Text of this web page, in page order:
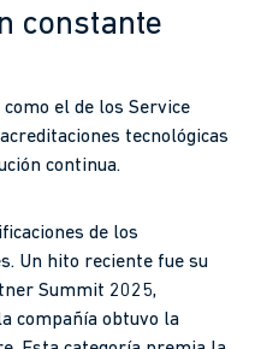
constante
el de los Service
tecnológicas
continua.
de los
Un hito reciente fue su
Summit 2025,
compañía obtuvo la